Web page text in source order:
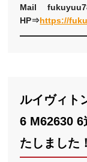
Mail
HP⇒https://
ルイヴィト
6 M62630
たしました